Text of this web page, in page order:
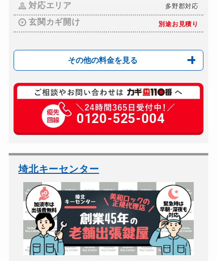
対応エリア 多野郡対応
玄関カギ開け 別途お見積り
その他の料金を見る
玄関カギ開け 別途お見積り
玄関カギ修理 別途お見積り
玄関カギ作成 別途お見積り
スーツケースカギ開け
スーツケースカギ作成 別途お見積り
金庫カギ開け 別途お見積り
金庫カギ修理 別途お見積り
金庫カギ交換 別途お見積り
ロッカーカギ開け 別途お見積り
0120-525-004
埼北キーセンター